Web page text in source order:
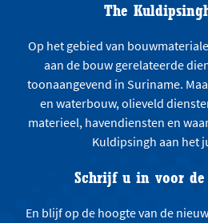
The
Op het gebied van
aan de bouw gerelateerde
toonaangevend in Suriname.
en waterbouw, olieveld
materieel, havendiensten en
Kuldipsingh aan het
Schrijf u in voor de
En blijf op de hoogte van de